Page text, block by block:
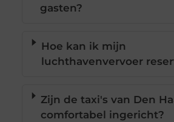
gasten?
Hoe kan ik mijn
luchthavenvervoer
Zijn de taxi's van Den
comfortabel ingericht?